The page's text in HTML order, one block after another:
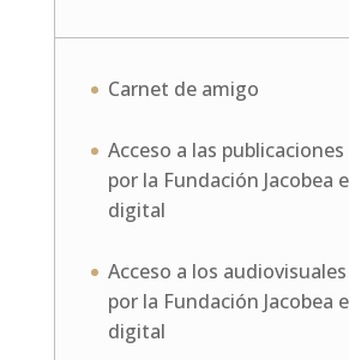
Carnet de amigo
Acceso a las
por la Fundación Jacobea
digital
Acceso a los
por la Fundación Jacobea
digital